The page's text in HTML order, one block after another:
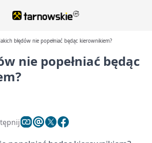
błędów nie popełniać będąc kierownikiem?
nie popełniać będąc